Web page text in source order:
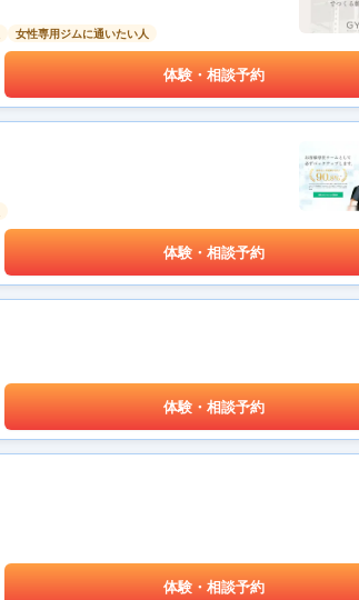
女性専用ジムに通いたい人
体験・相談予約
体験・相談予約
体験・相談予約
体験・相談予約